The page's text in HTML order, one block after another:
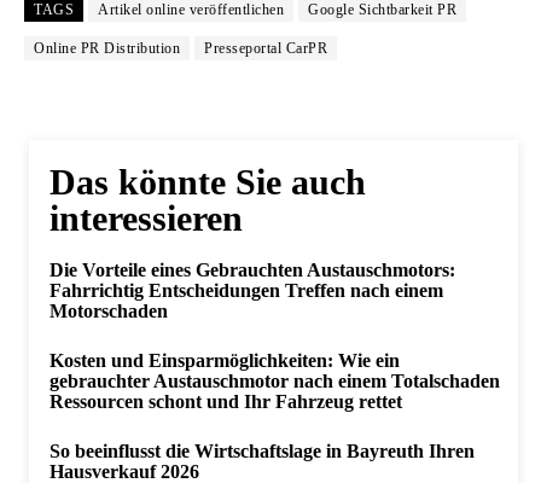
TAGS Artikel online veröffentlichen Google Sichtbarkeit PR
Online PR Distribution Presseportal CarPR
Das könnte Sie auch
interessieren
Die Vorteile eines Gebrauchten Austauschmotors:
Fahrrichtig Entscheidungen Treffen nach einem
Motorschaden
Kosten und Einsparmöglichkeiten: Wie ein
gebrauchter Austauschmotor nach einem Totalschaden
Ressourcen schont und Ihr Fahrzeug rettet
So beeinflusst die Wirtschaftslage in Bayreuth Ihren
Hausverkauf 2026